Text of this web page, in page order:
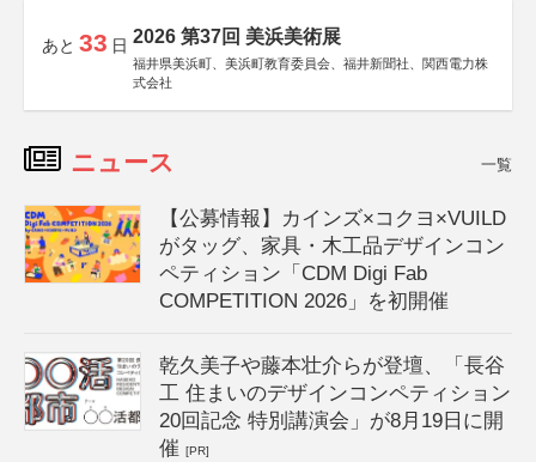
あと 33 日 2026 第37回 美浜美術展
福井県美浜町、美浜町教育委員会、福井新聞社、関西電力株
式会社
ニュース 一覧
【公募情報】カインズ×コクヨ×VUILD
がタッグ、家具・木工品デザインコン
ペティション「CDM Digi Fab
COMPETITION 2026」を初開催
乾久美子や藤本壮介らが登壇、「長谷
工 住まいのデザインコンペティション
20回記念 特別講演会」が8月19日に開
催[PR]